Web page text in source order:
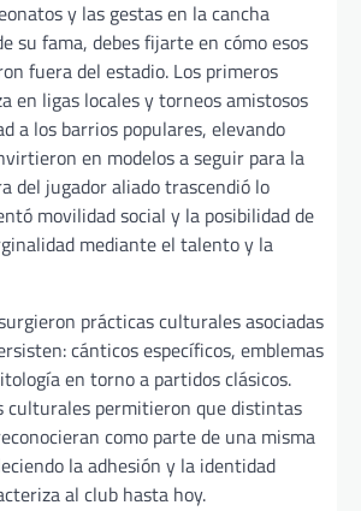
y las gestas en la cancha
su fama, debes fijarte en cómo esos
fuera del estadio. Los primeros
en ligas locales y torneos amistosos
a los barrios populares, elevando
en modelos a seguir para la
del jugador aliado trascendió lo
movilidad social y la posibilidad de
mediante el talento y la
prácticas culturales asociadas
cánticos específicos, emblemas
en torno a partidos clásicos.
culturales permitieron que distintas
como parte de una misma
la adhesión y la identidad
al club hasta hoy.